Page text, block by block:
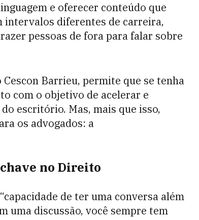
e oferecer conteúdo que
intervalos diferentes de carreira,
pessoas de fora para falar sobre
Barrieu, permite que se tenha
com o objetivo de acelerar e
escritório. Mas, mais que isso,
os advogados: a
no Direito
de ter uma conversa além
uma discussão, você sempre tem